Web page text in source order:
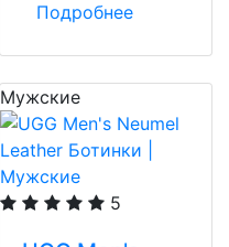
Подробнее
Мужские
5